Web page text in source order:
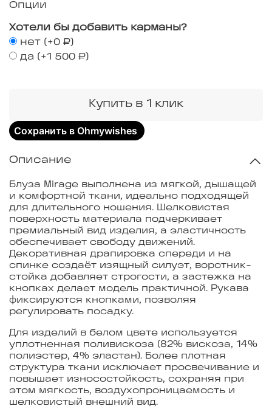
Купить в 1 клик
Сохранить в Ohmywishes
Опции
Хотели бы добавить карманы?
нет (+0 ₽)
да (+1 500 ₽)
Описание
Блуза Mirage выполнена из мягкой, дышащей
и комфортной ткани, идеально подходящей
для длительного ношения. Шелковистая
поверхность материала подчеркивает
премиальный вид изделия, а эластичность
обеспечивает свободу движений.
Декоративная драпировка спереди и на
спинке создаёт изящный силуэт, воротник-
стойка добавляет строгости, а застежка на
кнопках делает модель практичной. Рукава
фиксируются кнопками, позволяя
регулировать посадку.
Для изделий в белом цвете используется
уплотненная поливискоза (82% вискоза, 14%
полиэстер, 4% эластан). Более плотная
структура ткани исключает просвечивание и
повышает износостойкость, сохраняя при
этом мягкость, воздухопроницаемость и
шелковистый внешний вид.